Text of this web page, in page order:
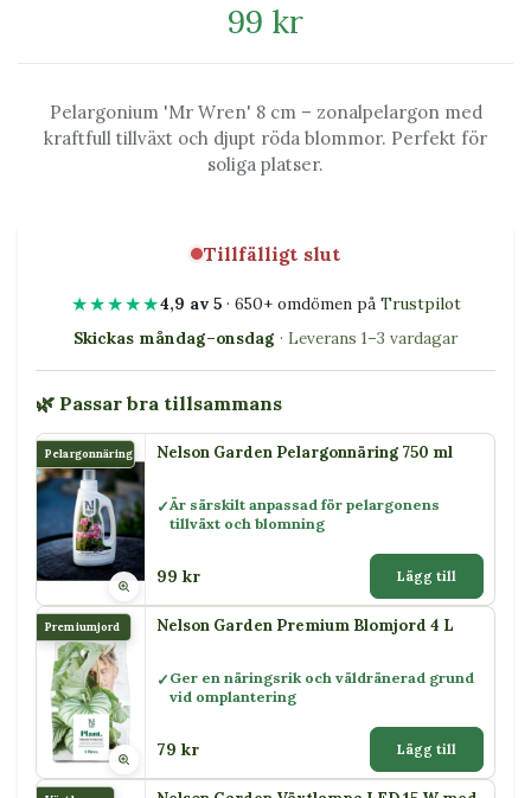
99 kr
Pelargonium 'Mr Wren' 8 cm – zonalpelargon med
kraftfull tillväxt och djupt röda blommor. Perfekt för
soliga platser.
Tillfälligt slut
★★★★★4,9 av 5· 650+ omdömen på Trustpilot
Skickas måndag–onsdag · Leverans 1–3 vardagar
🌿 Passar bra tillsammans
Pelargonnäring Nelson Garden Pelargonnäring 750 ml
Är särskilt anpassad för pelargonens
tillväxt och blomning
99 kr Lägg till
Premiumjord Nelson Garden Premium Blomjord 4 L
Ger en näringsrik och väldränerad grund
vid omplantering
79 kr Lägg till